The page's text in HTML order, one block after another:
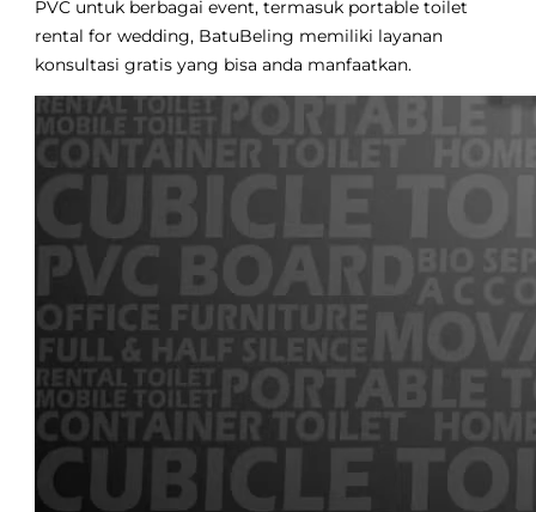
PVC untuk berbagai event, termasuk portable toilet
rental for wedding, BatuBeling memiliki layanan
konsultasi gratis yang bisa anda manfaatkan.